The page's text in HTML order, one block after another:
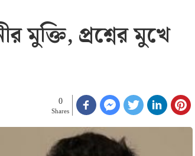
মুক্তি, প্রশ্নের মুখে
0
Shares